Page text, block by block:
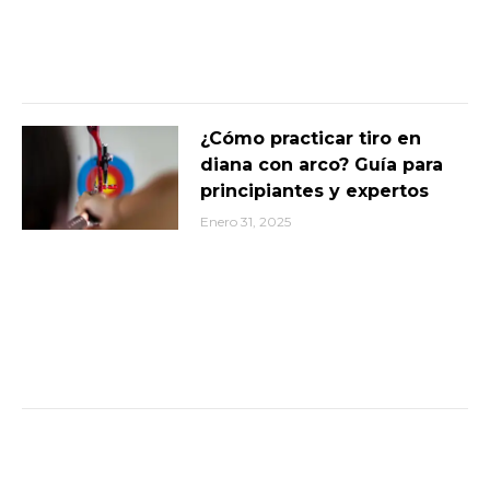
¿Cómo practicar tiro en
diana con arco? Guía para
principiantes y expertos
Enero 31, 2025